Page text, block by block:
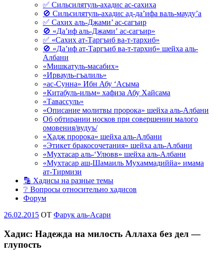
✅ Сильсилятуль-ахадис ас-сахиха
🚫 Сильсилятуль-ахадис ад-да’ифа валь-мауду’а
✅ Сахих аль-Джами’ ас-сагъир
🚫 «Да’иф аль-Джами’ ас-сагъир»
✅ «Сахих ат-Таргъиб ва-т-тархиб»
🚫 «Да’иф ат-Таргъиб ва-т-тархиб» шейха аль-
Албани
«Мишкатуль-масабих»
«Ирвауль-гъалиль»
«ас-Сунна» Ибн Абу ‘Асыма
«Китабуль-ильм» хафиза Абу Хайсама
«Тавассуль»
«Описание молитвы пророка» шейха аль-Албани
Об обтирании носков при совершении малого
омовения/вудуъ/
«Хадж пророка» шейха аль-Албани
«Этикет бракосочетания» шейха аль-Албани
«Мухтасар аль-‘Улювв» шейха аль-Албани
«Мухтасар аш-Шамаиль Мухаммадиййа» имама
ат-Тирмизи
🔡 Хадисы на разные темы
❔ Вопросы относительно хадисов
Форум
Опубликовано
26.02.2015 OT Фарук аль-Асари
Хадис: Надежда на милость Аллаха без дел —
глупость